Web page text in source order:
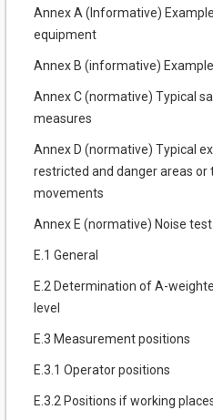
Annex A (Informative)
equipment
Annex B (informative)
Annex C (normative) Typical
measures
Annex D (normative) Typical
restricted and danger areas or
movements
Annex E (normative) Noise
E.1 General
E.2 Determination of A-
level
E.3 Measurement positions
E.3.1 Operator positions
E.3.2 Positions if working